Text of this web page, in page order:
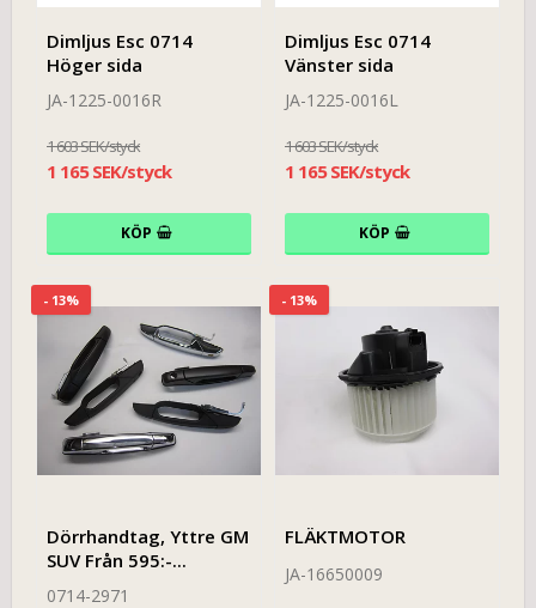
Dimljus Esc 0714
Höger sida
JA-1225-0016R
1 603 SEK/styck
1 165 SEK/styck
KÖP
Dimljus Esc 0714
Vänster sida
JA-1225-0016L
1 603 SEK/styck
1 165 SEK/styck
KÖP
- 13%
Dörrhandtag, Yttre GM
SUV Från 595:-...
0714-2971
- 13%
FLÄKTMOTOR
JA-16650009